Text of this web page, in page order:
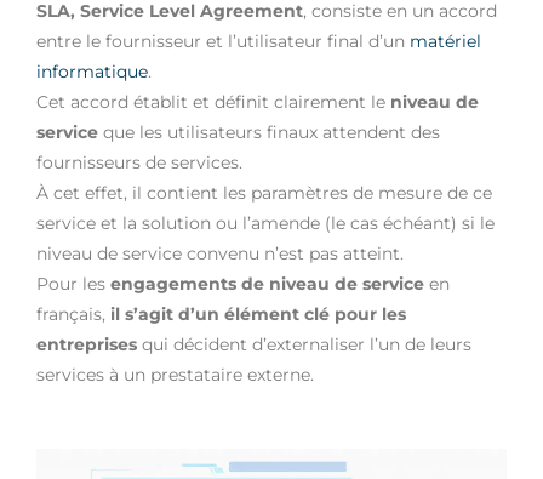
SLA, Service Level Agreement, consiste en un accord
entre le fournisseur et l’utilisateur final d’un matériel
informatique.
Cet accord établit et définit clairement le niveau de
service que les utilisateurs finaux attendent des
fournisseurs de services.
À cet effet, il contient les paramètres de mesure de ce
service et la solution ou l’amende (le cas échéant) si le
niveau de service convenu n’est pas atteint.
Pour les engagements de niveau de service en
français, il s’agit d’un élément clé pour les
entreprises qui décident d’externaliser l’un de leurs
services à un prestataire externe.